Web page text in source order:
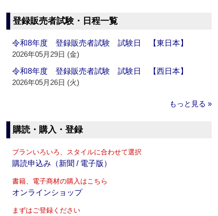
登録販売者試験・日程一覧
令和8年度 登録販売者試験 試験日 【東日本】
2026年05月29日 (金)
令和8年度 登録販売者試験 試験日 【西日本】
2026年05月26日 (火)
もっと見る »
購読・購入・登録
プランいろいろ、スタイルに合わせて選択
購読申込み（新聞 / 電子版）
書籍、電子商材の購入はこちら
オンラインショップ
まずはご登録ください